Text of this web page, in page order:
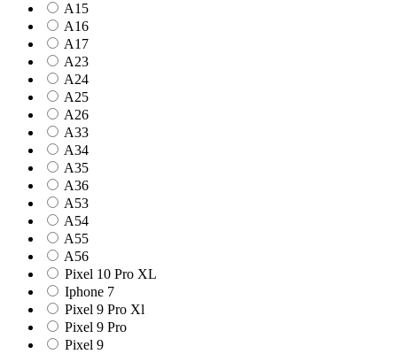
A15
A16
A17
A23
A24
A25
A26
A33
A34
A35
A36
A53
A54
A55
A56
Pixel 10 Pro XL
Iphone 7
Pixel 9 Pro Xl
Pixel 9 Pro
Pixel 9